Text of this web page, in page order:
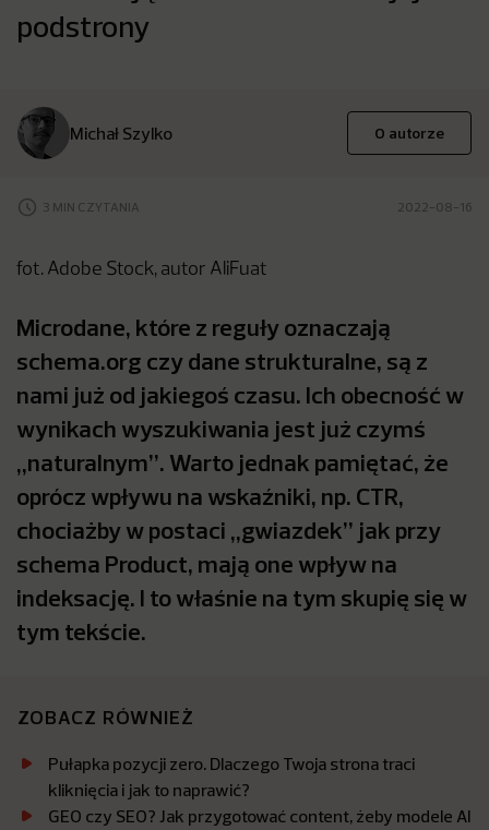
podstrony
Michał Szylko O autorze
3 MIN CZYTANIA 2022-08-16
fot. Adobe Stock, autor AliFuat
Microdane, które z reguły oznaczają
schema.org czy dane strukturalne, są z
nami już od jakiegoś czasu. Ich obecność w
wynikach wyszukiwania jest już czymś
„naturalnym”. Warto jednak pamiętać, że
oprócz wpływu na wskaźniki, np. CTR,
chociażby w postaci „gwiazdek” jak przy
schema Product, mają one wpływ na
indeksację. I to właśnie na tym skupię się w
tym tekście.
ZOBACZ RÓWNIEŻ
Pułapka pozycji zero. Dlaczego Twoja strona traci
kliknięcia i jak to naprawić?
GEO czy SEO? Jak przygotować content, żeby modele AI